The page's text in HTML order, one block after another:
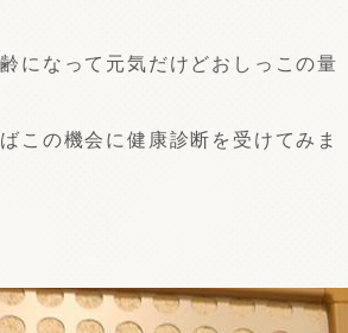
になって元気だけどおしっこの量
この機会に健康診断を受けてみま